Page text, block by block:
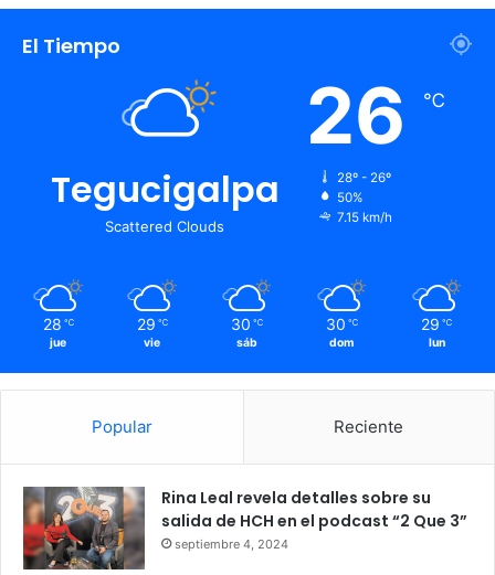
El Tiempo
Tegucigalpa
Scattered Clouds
26 ℃
28º - 26º
50%
7.15 km/h
28 ℃
jue
29 ℃
vie
30 ℃
sáb
30 ℃
dom
29 ℃
lun
Popular Reciente
Rina Leal revela detalles sobre su
salida de HCH en el podcast “2 Que 3”
septiembre 4, 2024